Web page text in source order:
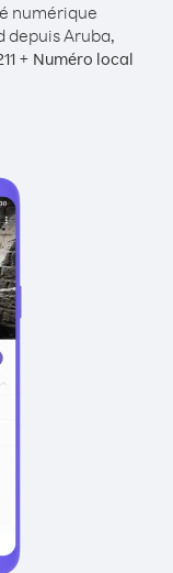
numérique
depuis Aruba,
+ Numéro local